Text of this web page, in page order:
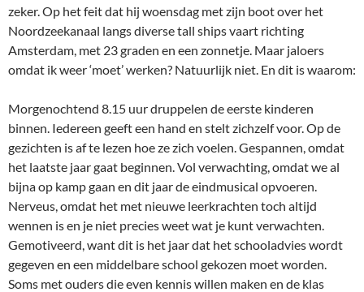
zeker. Op het feit dat hij woensdag met zijn boot over het
Noordzeekanaal langs diverse tall ships vaart richting
Amsterdam, met 23 graden en een zonnetje. Maar jaloers
omdat ik weer ‘moet’ werken? Natuurlijk niet. En dit is waarom:
Morgenochtend 8.15 uur druppelen de eerste kinderen
binnen. Iedereen geeft een hand en stelt zichzelf voor. Op de
gezichten is af te lezen hoe ze zich voelen. Gespannen, omdat
het laatste jaar gaat beginnen. Vol verwachting, omdat we al
bijna op kamp gaan en dit jaar de eindmusical opvoeren.
Nerveus, omdat het met nieuwe leerkrachten toch altijd
wennen is en je niet precies weet wat je kunt verwachten.
Gemotiveerd, want dit is het jaar dat het schooladvies wordt
gegeven en een middelbare school gekozen moet worden.
Soms met ouders die even kennis willen maken en de klas